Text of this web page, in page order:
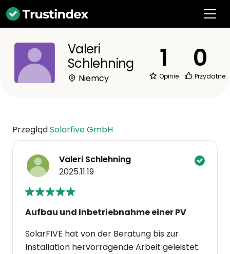
Valeri
Schlehning
Niemcy
1
Opinie
0
Przydatne
PrzeglądSolarfive GmbH
Valeri Schlehning
2025.11.19
Aufbau und Inbetriebnahme einer PV
SolarFIVE hat von der Beratung bis zur
Installation hervorragende Arbeit geleistet.